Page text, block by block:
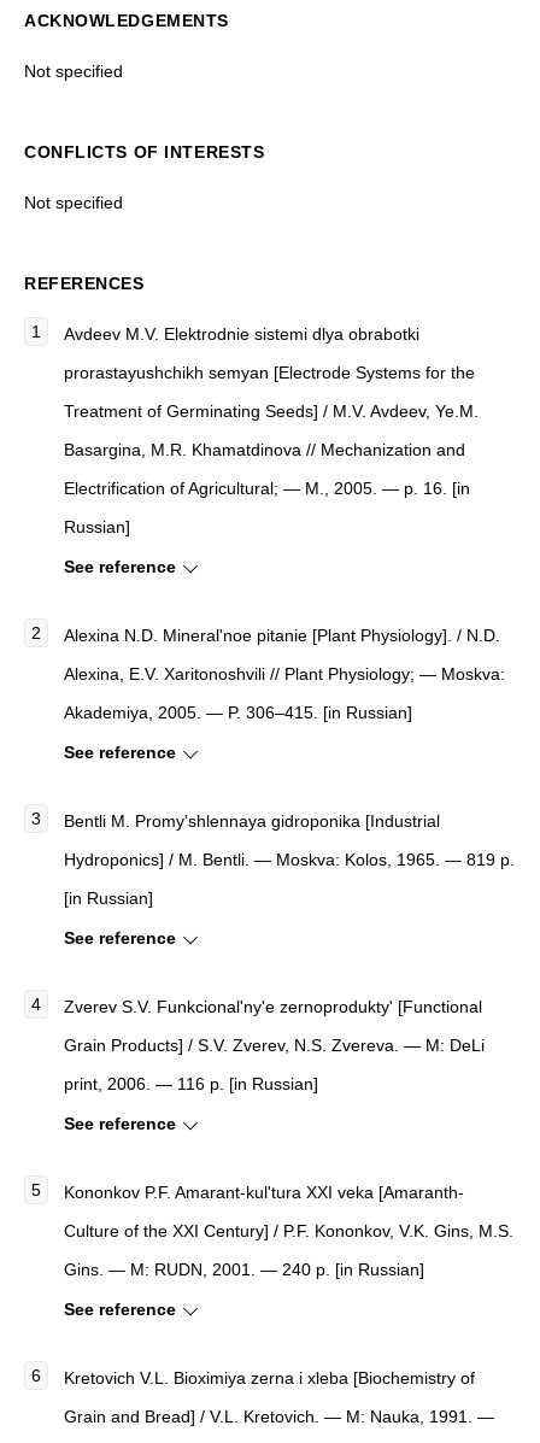
ACKNOWLEDGEMENTS
Not specified
CONFLICTS OF INTERESTS
Not specified
REFERENCES
Avdeev M.V. Elektrodnie sistemi dlya obrabotki
prorastayushchikh semyan [Electrode Systems for the
Treatment of Germinating Seeds] / M.V. Avdeev, Ye.M.
Basargina, M.R. Khamatdinova // Mechanization and
Electrification of Agricultural; — M., 2005. — p. 16. [in
Russian]
See reference
Alexina N.D. Mineral'noe pitanie [Plant Physiology] . / N.D.
Alexina, E.V. Xaritonoshvili // Plant Physiology; — Moskva:
Akademiya, 2005. — P. 306–415. [in Russian]
See reference
Bentli M. Promy'shlennaya gidroponika [Industrial
Hydroponics] / M. Bentli. — Moskva: Kolos, 1965. — 819 p.
[in Russian]
See reference
Zverev S.V. Funkcional'ny'e zernoprodukty' [Functional
Grain Products] / S.V. Zverev, N.S. Zvereva. — M: DeLi
print, 2006. — 116 p. [in Russian]
See reference
Kononkov P.F. Amarant-kul'tura XXI veka [Amaranth-
Culture of the XXI Century] / P.F. Kononkov, V.K. Gins, M.S.
Gins. — M: RUDN, 2001. — 240 p. [in Russian]
See reference
Kretovich V.L. Bioximiya zerna i xleba [Biochemistry of
Grain and Bread] / V.L. Kretovich. — M: Nauka, 1991. —